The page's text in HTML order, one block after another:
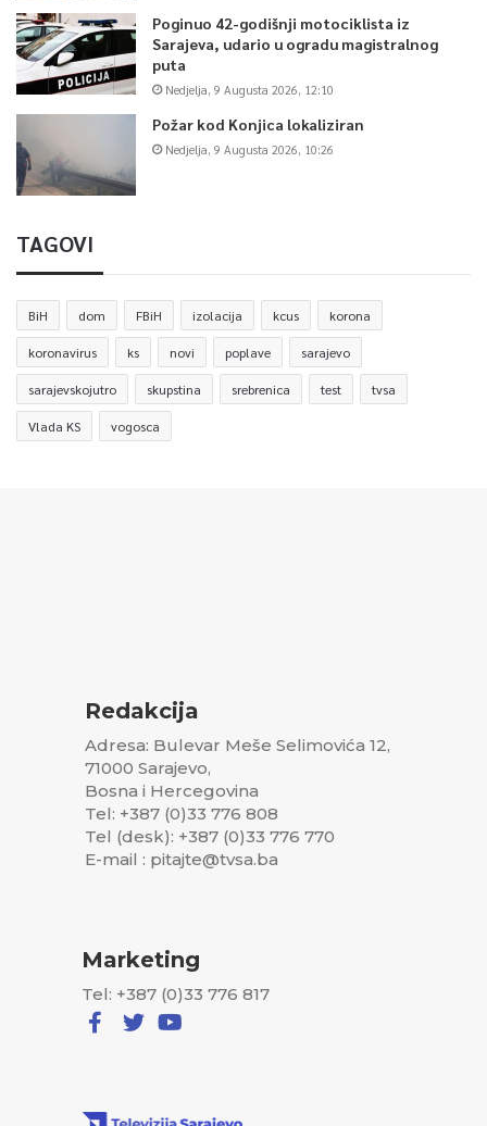
Poginuo 42-godišnji motociklista iz
Sarajeva, udario u ogradu magistralnog
puta
Nedjelja, 9 Augusta 2026, 12:10
Požar kod Konjica lokaliziran
Nedjelja, 9 Augusta 2026, 10:26
TAGOVI
BiH dom FBiH izolacija kcus korona
koronavirus ks novi poplave sarajevo
sarajevskojutro skupstina srebrenica test tvsa
Vlada KS vogosca
Redakcija
Adresa: Bulevar Meše Selimovića 12,
71000 Sarajevo,
Bosna i Hercegovina
Tel: +387 (0)33 776 808
Tel (desk): +387 (0)33 776 770
E-mail : pitajte@tvsa.ba
Marketing
Tel: +387 (0)33 776 817